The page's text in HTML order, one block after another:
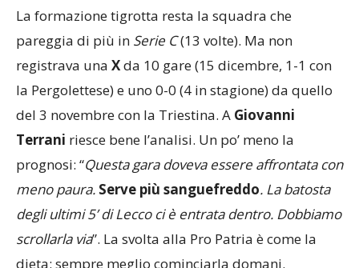
La formazione tigrotta resta la squadra che
pareggia di più in Serie C(13 volte). Ma non
registrava una Xda 10 gare (15 dicembre, 1-1 con
la Pergolettese) e uno 0-0 (4 in stagione) da quello
del 3 novembre con la Triestina. A Giovanni
Terrani riesce bene l’analisi. Un po’ meno la
prognosi: “Questa gara doveva essere affrontata con
meno paura. Serve più sanguefreddo. La batosta
degli ultimi 5’ di Lecco ci è entrata dentro. Dobbiamo
scrollarla via”. La svolta alla Pro Patria è come la
dieta: sempre meglio cominciarla domani.